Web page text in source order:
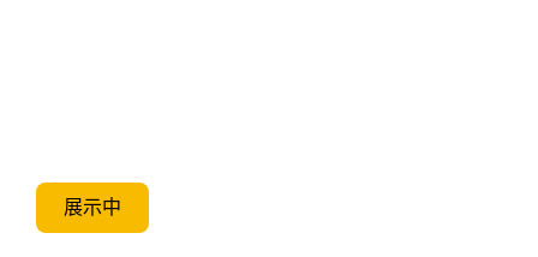
展示中